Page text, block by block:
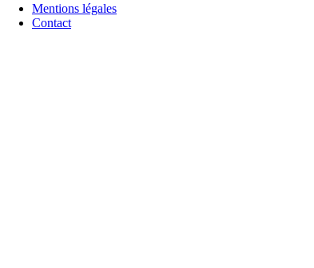
Mentions légales
Contact